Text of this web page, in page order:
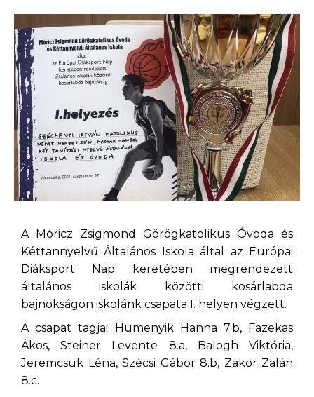
A Móricz Zsigmond Görögkatolikus Óvoda és
Kéttannyelvű Általános Iskola által az Európai
Diáksport Nap keretében megrendezett
általános iskolák közötti kosárlabda
bajnokságon iskolánk csapata I. helyen végzett.
A csapat tagjai Humenyik Hanna 7.b, Fazekas
Ákos, Steiner Levente 8.a, Balogh Viktória,
Jeremcsuk Léna, Szécsi Gábor 8.b, Zakor Zalán
8.c.